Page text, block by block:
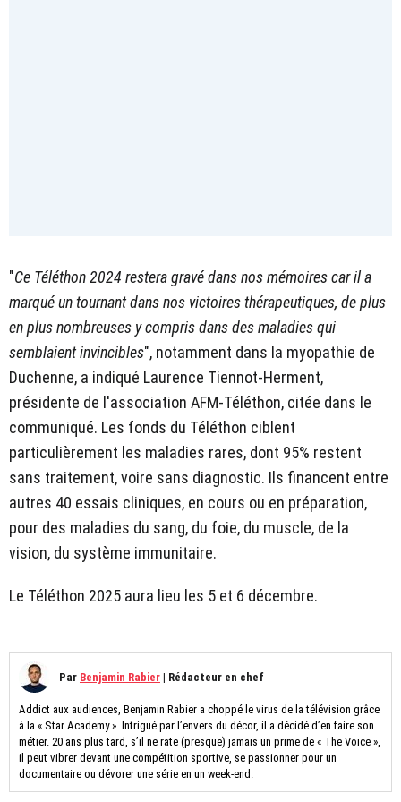
"Ce Téléthon 2024 restera gravé dans nos mémoires car il a
marqué un tournant dans nos victoires thérapeutiques, de plus
en plus nombreuses y compris dans des maladies qui
semblaient invincibles", notamment dans la myopathie de
Duchenne, a indiqué Laurence Tiennot-Herment,
présidente de l'association AFM-Téléthon, citée dans le
communiqué. Les fonds du Téléthon ciblent
particulièrement les maladies rares, dont 95% restent
sans traitement, voire sans diagnostic. Ils financent entre
autres 40 essais cliniques, en cours ou en préparation,
pour des maladies du sang, du foie, du muscle, de la
vision, du système immunitaire.
Le Téléthon 2025 aura lieu les 5 et 6 décembre.
Par Benjamin Rabier | Rédacteur en chef
Addict aux audiences, Benjamin Rabier a choppé le virus de la télévision grâce
à la « Star Academy ». Intrigué par l’envers du décor, il a décidé d’en faire son
métier. 20 ans plus tard, s’il ne rate (presque) jamais un prime de « The Voice »,
il peut vibrer devant une compétition sportive, se passionner pour un
documentaire ou dévorer une série en un week-end.